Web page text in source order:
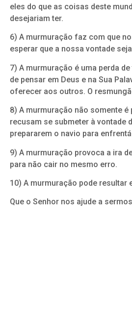
eles do que as coisas deste
desejariam ter.
6) A murmuração faz com que
esperar que a nossa vontade
7) A murmuração é uma perda
de pensar em Deus e na Sua
oferecer aos outros. O
8) A murmuração não somente
recusam se submeter à vontade
prepararem o navio para
9) A murmuração provoca a ira
para não cair no mesmo erro.
10) A murmuração pode resultar
Que o Senhor nos ajude a